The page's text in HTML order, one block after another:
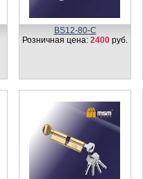
BS12-80-С
Розничная цена: 2400 руб.